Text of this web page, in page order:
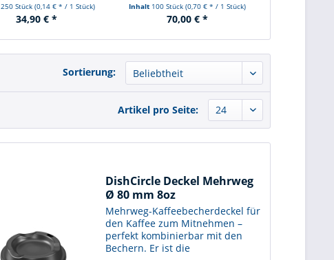
250 Stück (0,14 € * / 1 Stück)
34,90 € *
Inhalt 100 Stück(0,70 € * / 1 Stück)
70,00 € *
Sortierung:
Artikel pro Seite:
DishCircle Deckel Mehrweg
Ø 80 mm 8oz
Mehrweg-Kaffeebecherdeckel für
den Kaffee zum Mitnehmen –
perfekt kombinierbar mit den
Bechern. Er ist die